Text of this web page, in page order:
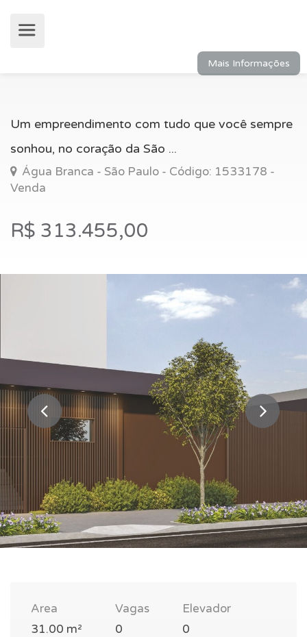
Um empreendimento com tudo que você sempre
sonhou, no coração da São ...
Água Branca - São Paulo - Código: 1533178 -
Venda
R$ 313.455,00
Area
31.00 m²
Vagas
0
Elevador
0
Mais Informações